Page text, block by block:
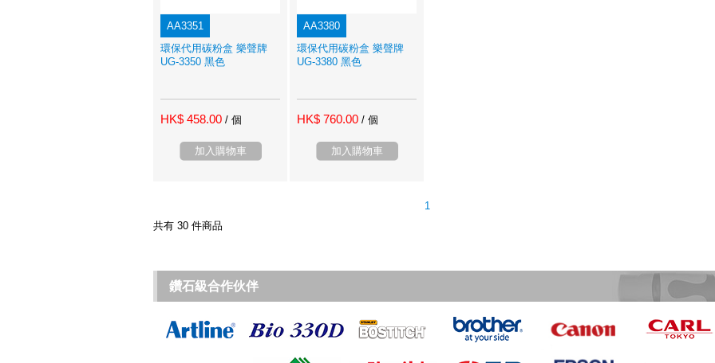
AA3351
環保代用碳粉盒 樂聲牌
UG-3350 黑色
HK$ 458.00 / 個
加入購物車
AA3380
環保代用碳粉盒 樂聲牌
UG-3380 黑色
HK$ 760.00 / 個
加入購物車
1
共有 30 件商品
鑽石級合作伙伴